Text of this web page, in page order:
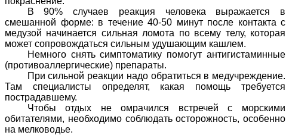
В 90% случаев реакция человека выражается в
смешанной форме: в течение 40-50 минут после контакта с
медузой начинается сильная ломота по всему телу, которая
может сопровождаться сильным удушающим кашлем.
Немного снять симптоматику помогут антигистаминные
(противоаллергические) препараты.
При сильной реакции надо обратиться в медучреждение.
Там специалисты определят, какая помощь требуется
пострадавшему.
Чтобы отдых не омрачился встречей с морскими
обитателями, необходимо соблюдать осторожность, особенно
на мелководье.